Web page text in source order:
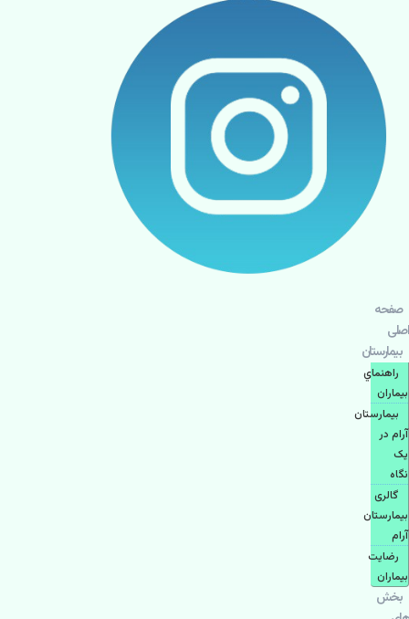
صفحه
اصلی
بيمارستان
راهنماي
بیماران
بیمارستان
آرام در
یک
نگاه
گالری
بیمارستان
آرام
رضایت
بیماران
بخش